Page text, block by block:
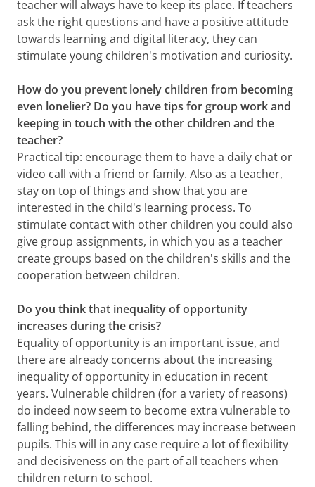
teacher will always have to keep its place. If teachers
ask the right questions and have a positive attitude
towards learning and digital literacy, they can
stimulate young children's motivation and curiosity.
How do you prevent lonely children from becoming
even lonelier? Do you have tips for group work and
keeping in touch with the other children and the
teacher?
Practical tip: encourage them to have a daily chat or
video call with a friend or family. Also as a teacher,
stay on top of things and show that you are
interested in the child's learning process. To
stimulate contact with other children you could also
give group assignments, in which you as a teacher
create groups based on the children's skills and the
cooperation between children.
Do you think that inequality of opportunity
increases during the crisis?
Equality of opportunity is an important issue, and
there are already concerns about the increasing
inequality of opportunity in education in recent
years. Vulnerable children (for a variety of reasons)
do indeed now seem to become extra vulnerable to
falling behind, the differences may increase between
pupils. This will in any case require a lot of flexibility
and decisiveness on the part of all teachers when
children return to school.